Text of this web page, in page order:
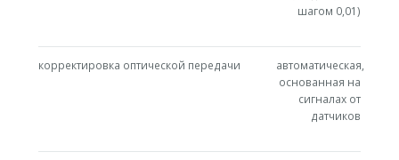
шагом 0,01)
корректировка оптической передачи
автоматическая,
основанная на
сигналах от
датчиков